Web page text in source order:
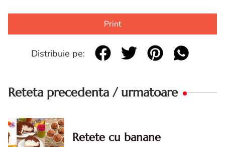
Print
Distribuie pe:
Reteta precedenta / urmatoare
Retete cu banane